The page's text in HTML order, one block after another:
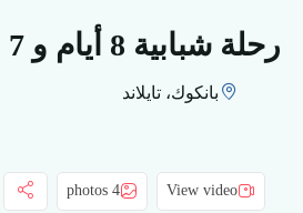
رحلة شبابية 8 أيام و 7 ليالاً
بانكوك، تايلاند
View video
4 photos